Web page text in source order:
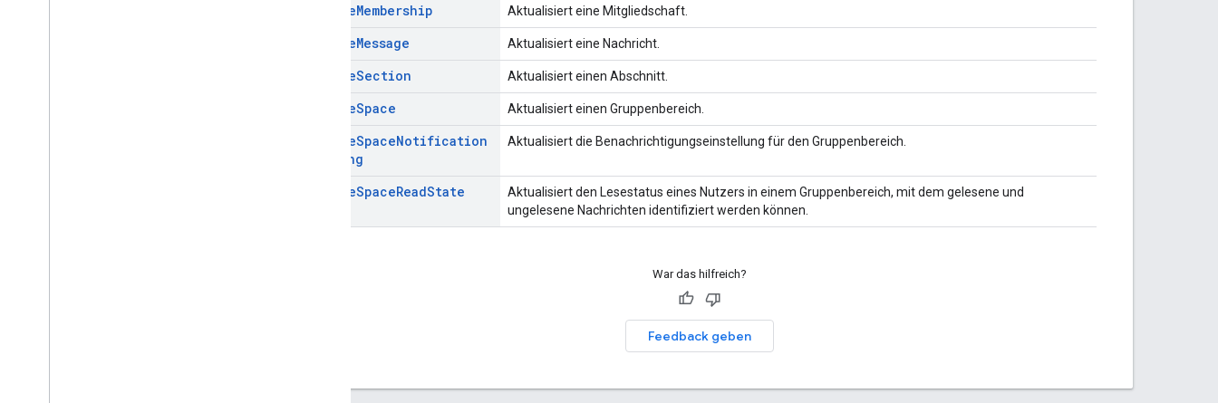
UpdateMembership Aktualisiert eine Mitgliedschaft.
UpdateMessage Aktualisiert eine Nachricht.
UpdateSection Aktualisiert einen Abschnitt.
UpdateSpace Aktualisiert einen Gruppenbereich.
UpdateSpaceNotification
Setting
Aktualisiert die Benachrichtigungseinstellung für den Gruppenbereich.
UpdateSpaceReadState
Aktualisiert den Lesestatus eines Nutzers in einem Gruppenbereich, mit dem gelesene und
ungelesene Nachrichten identifiziert werden können.
War das hilfreich?
Feedback geben